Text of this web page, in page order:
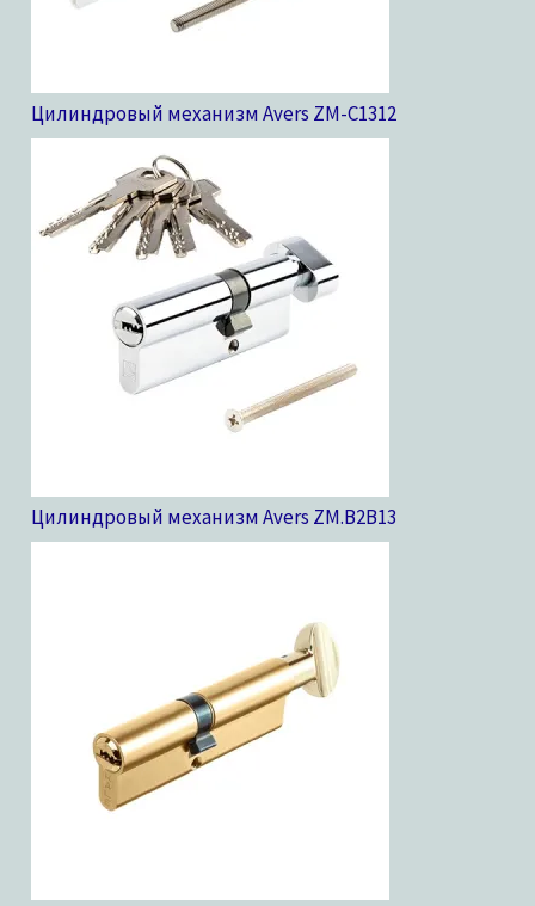
Цилиндровый механизм Avers ZM-C1312
Цилиндровый механизм Avers ZM.B2B13